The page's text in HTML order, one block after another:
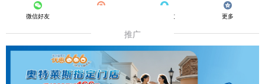
微信好友 QQ好友 更多
推广